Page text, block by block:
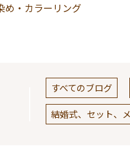
め・カラーリング
すべてのブログ
結婚式、セット、